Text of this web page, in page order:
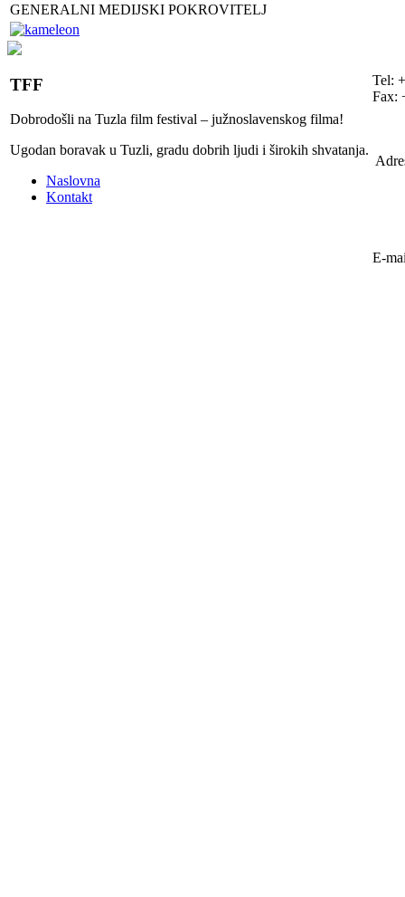
GENERALNI MEDIJSKI POKROVITELJ
TFF
Dobrodošli na Tuzla film festival – južnoslavenskog filma!
Ugodan boravak u Tuzli, gradu dobrih ljudi i širokih shvatanja.
Naslovna
Kontakt
Tel:
Fax:
E-